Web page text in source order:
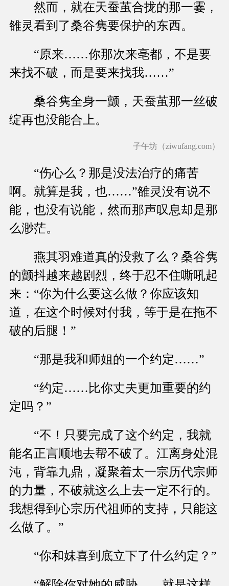
然而，就在天蚕茧合拢的那一霎，
雒灵看到了桑谷隽要保护的东西。
“原来……你那次来亳都，不是要
来找不破，而是要来找我……”
桑谷隽全身一颤，天蚕茧那一丝破
绽再也没能合上。
子午坊（ziwufang.com）
“伤心么？那是没法治疗的痛苦
啊。就算是我，也……”雒灵没有说不
能，也没有说能，然而那声叹息却是那
么渺茫。
燕其羽难道真的没救了么？桑谷隽
的颤抖越来越剧烈，终于忍不住嘶吼起
来：“你为什么要这么做？你应该知
道，在这个时候对付我，等于是在拖不
破的后腿！”
“那是我和师姐的一个约定……”
“约定……比你丈夫更加重要的约
定吗？”
“不！只要完成了这个约定，我就
能名正言顺地去帮不破了。江离身处混
沌，背靠九鼎，凝聚着太一宗历代宗师
的力量，不破就这么上去一定不行的。
我想得到心宗历代祖师的支持，只能这
么做了。”
“你和妺喜到底立下了什么约定？”